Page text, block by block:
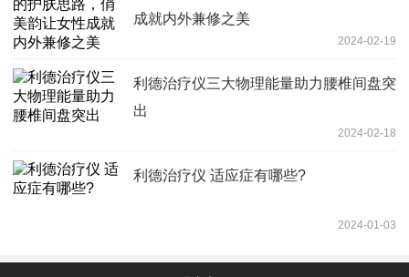
成就内外兼修之美
2024-02-19
利德治疗仪三大物理能量助力腰椎间盘突
出
2024-02-18
利德治疗仪 适应症有哪些?
2024-01-03